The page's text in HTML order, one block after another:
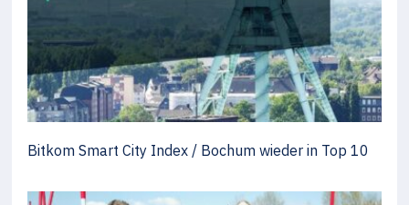
Bitkom Smart City Index / Bochum wieder in Top 10